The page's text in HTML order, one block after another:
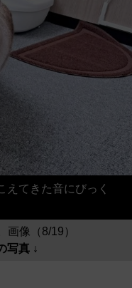
えてきた音にびっく
画像（8/19）
写真 ↓